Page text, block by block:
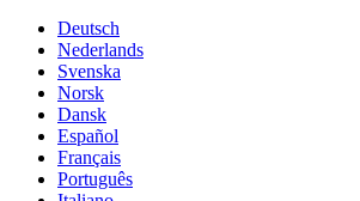
Deutsch
Nederlands
Svenska
Norsk
Dansk
Español
Français
Português